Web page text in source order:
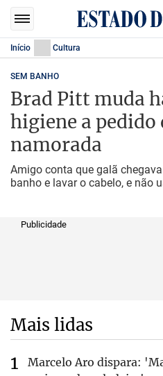
Início Cultura
SEM BANHO
Brad Pitt muda
higiene a pedido
namorada
Amigo conta que galã
banho e lavar o cabelo, e não
Publicidade
Mais lidas
Marcelo Aro dispara: